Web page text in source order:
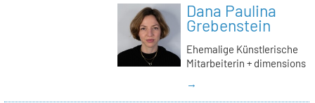
Dana Paulina
Grebenstein
Ehemalige Künstlerische
Mitarbeiterin + dimensions
→